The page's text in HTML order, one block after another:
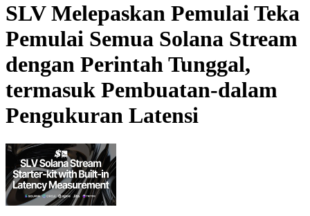
SLV Melepaskan Pemulai Teka
Pemulai Semua Solana Stream
dengan Perintah Tunggal,
termasuk Pembuatan-dalam
Pengukuran Latensi